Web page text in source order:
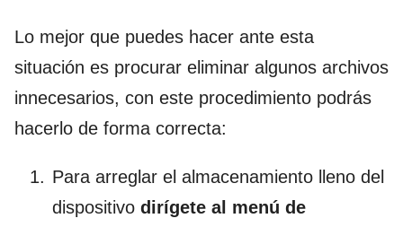
Lo mejor que puedes hacer ante esta
situación es procurar eliminar algunos archivos
innecesarios, con este procedimiento podrás
hacerlo de forma correcta:
Para arreglar el almacenamiento lleno del
dispositivo dirígete al menú de